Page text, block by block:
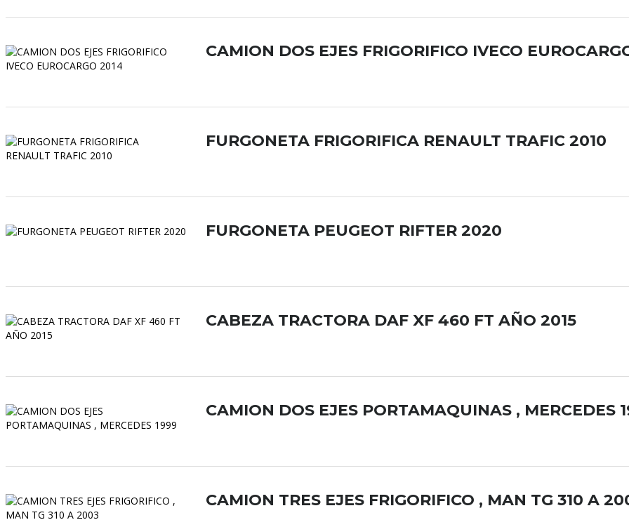
CAMION DOS EJES FRIGORIFICO IVECO
FURGONETA FRIGORIFICA RENAULT TRAFIC 2010
FURGONETA PEUGEOT RIFTER 2020
CABEZA TRACTORA DAF XF 460 FT AÑO 2015
CAMION DOS EJES PORTAMAQUINAS , MERCEDES
CAMION TRES EJES FRIGORIFICO , MAN TG 310 A